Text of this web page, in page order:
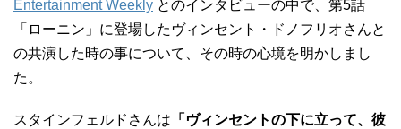
Entertainment Weekly とのインタビューの中で、第5話
「ローニン」に登場したヴィンセント・ドノフリオさんと
の共演した時の事について、その時の心境を明かしまし
た。
スタインフェルドさんは 「ヴィンセントの下に立って、彼